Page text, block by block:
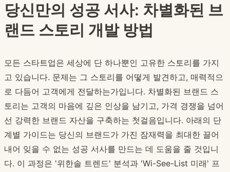
당신만의 성공 서사: 차별화된 브
랜드 스토리 개발 방법
모든 스타트업은 세상에 단 하나뿐인 고유한 스토리를 가지
고 있습니다. 문제는 그 스토리를 어떻게 발견하고, 매력적으
로 다듬어 고객에게 전달하는가입니다. 차별화된 브랜드 스
토리는 고객의 마음에 깊은 인상을 남기고, 가격 경쟁을 넘어
선 강력한 브랜드 자산을 구축하는 첫걸음입니다. 아래의 단
계별 가이드는 당신의 브랜드가 가진 잠재력을 최대한 끌어
내어 잊을 수 없는 성공 서사를 만드는 데 도움을 줄 것입니
다. 이 과정은 '위한솔 트렌드' 분석과 'Wi-See-List 미래' 프